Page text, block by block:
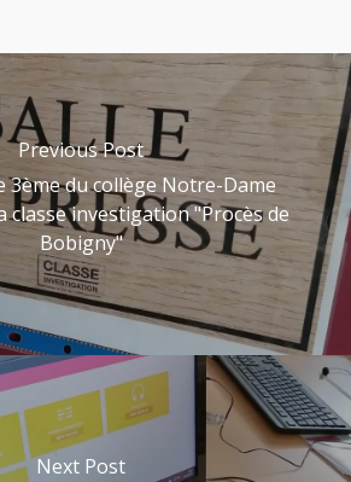
Previous Post
3ème du collège Notre-Dame
classe investigation "Procès de
Bobigny"
Next Post